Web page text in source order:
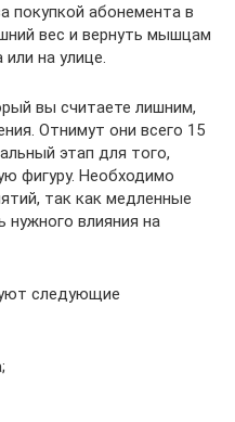
покупкой абонемента в
вес и вернуть мышцам
на улице.
вы считаете лишним,
Отнимут они всего 15
этап для того,
фигуру. Необходимо
так как медленные
нужного влияния на
следующие